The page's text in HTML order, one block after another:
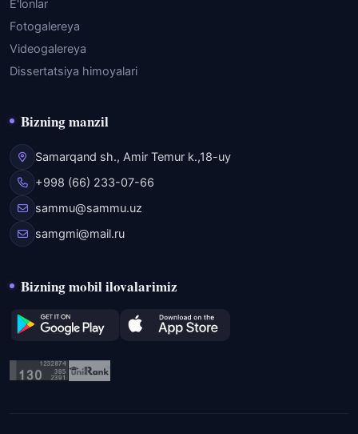
E'lonlar
Fotogalereya
Videogalereya
Dissertatsiya himoyalari
Bizning manzil
Samarqand sh., Amir Temur k.,18-uy
+998 (66) 233-07-66
sammu@sammu.uz
samgmi@mail.ru
Bizning mobil ilovalarimiz